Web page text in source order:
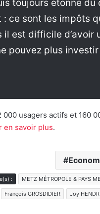
toujours étonné
: ce sont les impôts
il est difficile d’avoir
pouvez plus
000 usagers actifs et 160
en savoir plus.
: METZ MÉTROPOLE & PAYS
François GROSDIDIER Joy